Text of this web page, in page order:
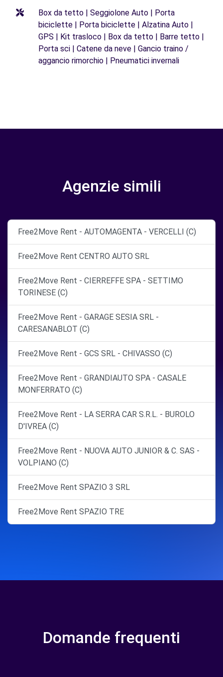
Box da tetto | Seggiolone Auto | Porta
biciclette | Porta biciclette | Alzatina Auto |
GPS | Kit trasloco | Box da tetto | Barre tetto |
Porta sci | Catene da neve | Gancio traino /
aggancio rimorchio | Pneumatici invernali
Agenzie simili
Free2Move Rent - AUTOMAGENTA - VERCELLI (C)
Free2Move Rent CENTRO AUTO SRL
Free2Move Rent - CIERREFFE SPA - SETTIMO
TORINESE (C)
Free2Move Rent - GARAGE SESIA SRL -
CARESANABLOT (C)
Free2Move Rent - GCS SRL - CHIVASSO (C)
Free2Move Rent - GRANDIAUTO SPA - CASALE
MONFERRATO (C)
Free2Move Rent - LA SERRA CAR S.R.L. - BUROLO
D'IVREA (C)
Free2Move Rent - NUOVA AUTO JUNIOR & C. SAS -
VOLPIANO (C)
Free2Move Rent SPAZIO 3 SRL
Free2Move Rent SPAZIO TRE
Domande frequenti